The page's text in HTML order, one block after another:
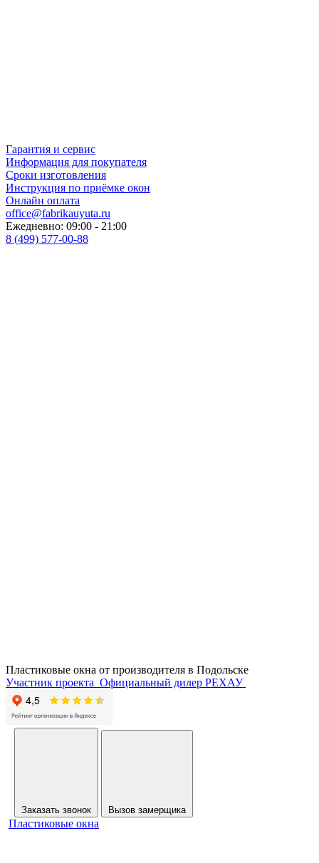
Гарантия и сервис
Информация для покупателя
Сроки изготовления
Инструкция по приёмке окон
Онлайн оплата
office@fabrikauyuta.ru
Ежедневно: 09:00 - 21:00
8 (499) 577-00-88
Пластиковые окна от производителя в Подольске
Участник проекта Официальный дилер РЕХАУ
Заказать звонок Вызов замерщика
Пластиковые окна